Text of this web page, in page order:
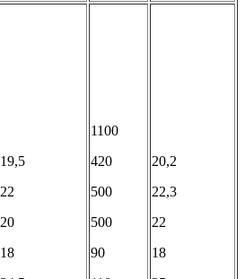
19,5
22
20
18
1100
420
500
500
90
20,2
22,3
22
18